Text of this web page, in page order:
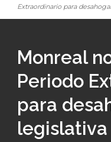
Extraordinario para
Monreal
Periodo
para